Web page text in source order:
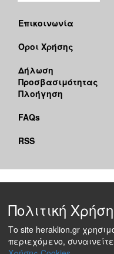
Επικοινωνία
Όροι Χρήσης
Δήλωση
Προσβασιμότητας
Πλοήγηση
FAQs
RSS
Πολιτική
Το site heraklion.gr
περιεχόμενο,